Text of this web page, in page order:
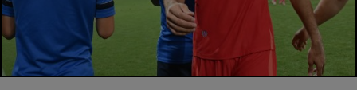
Intră în cont